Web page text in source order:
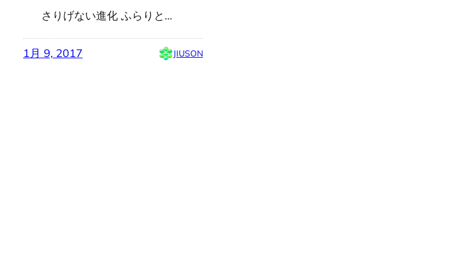
さりげない進化 ふらりと…
1月 9, 2017 JIUSON